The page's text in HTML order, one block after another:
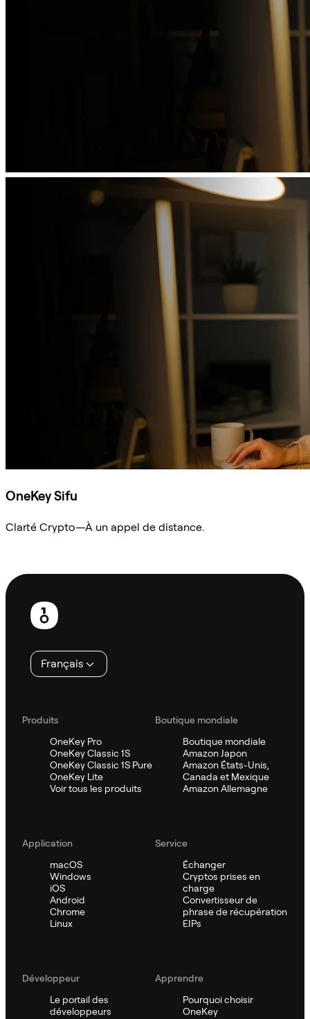
OneKey Sifu
Clarté Crypto—À un appel de distance.
Pied
page
Français
Produits
OneKey Pro
OneKey Classic 1S
OneKey Classic 1S Pure
OneKey Lite
Voir tous les produits
Boutique mondiale
Boutique mondiale
Amazon Japon
Amazon États-Unis,
Canada et Mexique
Amazon Allemagne
Application
macOS
Windows
iOS
Android
Chrome
Linux
Service
Échanger
Cryptos prises en
charge
Convertisseur de
phrase de récupération
EIPs
Développeur
Le portail des
développeurs
Apprendre
Pourquoi choisir
OneKey